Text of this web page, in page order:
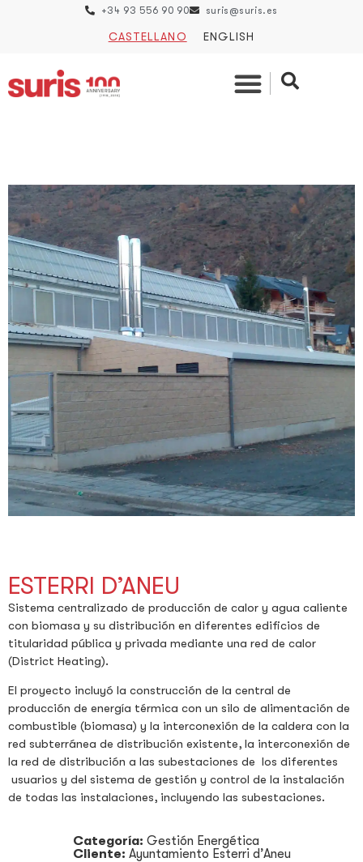
+34 93 556 90 90 suris@suris.es
CASTELLANO ENGLISH
ESTERRI D’ANEU
Sistema centralizado de producción de calor y agua caliente
con biomasa y su distribución en diferentes edificios de
titularidad pública y privada mediante una red de calor
(District Heating).
El proyecto incluyó la construcción de la central de
producción de energía térmica con un silo de alimentación de
combustible (biomasa) y la interconexión de la caldera con la
red subterránea de distribución existente, la interconexión de
la red de distribución a las subestaciones de los diferentes
usuarios y del sistema de gestión y control de la instalación
de todas las instalaciones, incluyendo las subestaciones.
Categoría: Gestión Energética
Cliente: Ayuntamiento Esterri d’Aneu